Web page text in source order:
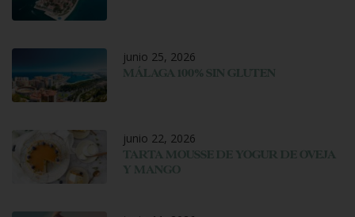
junio 25, 2026
MÁLAGA 100% SIN GLUTEN
junio 22, 2026
TARTA MOUSSE DE YOGUR DE OVEJA
Y MANGO